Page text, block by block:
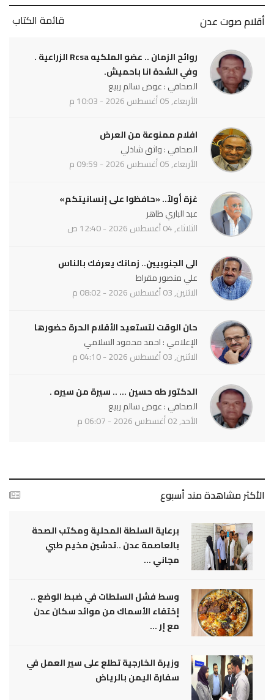
أقلام صوت عدن قائمة الكتاب
روائح الزمان .. عضو الملكيه Rcsa الزراعية .
وفي الشدة انا باحميش.
الصحافي : عوض سالم ربيع
الأربعاء, 05 أغسطس 2026 - 10:03 م
افلام ممنوعة من العرض
الصحافي : واثق شاذلي
الأربعاء, 05 أغسطس 2026 - 09:59 م
غزة أولاً.. «حافظوا على إنسانيتكم»
عبد الباري طاهر
الثلاثاء, 04 أغسطس 2026 - 12:40 ص
الى الجنوبيين.. زمانك يعرفك بالناس
علي منصور مقراط
الاثنين, 03 أغسطس 2026 - 08:02 م
حان الوقت لتستعيد الأقلام الحرة حضورها
الإعلامي : احمد محمود السلامي
الاثنين, 03 أغسطس 2026 - 04:10 م
الدكتور طه حسين ... .. سيرة من سيره .
الصحافي : عوض سالم ربيع
الأحد, 02 أغسطس 2026 - 06:07 م
الأكثر مشاهدة مند أسبوع
برعاية السلطة المحلية ومكتب الصحة
بالعاصمة عدن ..تدشين مخيم طبي
مجاني ...
وسط فشل السلطات في ضبط الوضع ..
إختفاء الأسماك من موائد سكان عدن
مع إر ...
وزيرة الخارجية تطلع على سير العمل في
سفارة اليمن بالرياض